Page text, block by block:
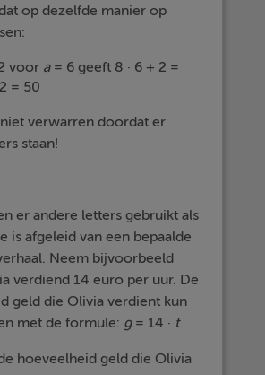
op dezelfde manier op
voor a= 6 geeft 8 · 6 + 2 =
= 50
niet verwarren doordat er
staan!
er andere letters gebruikt als
is afgeleid van een bepaalde
Neem bijvoorbeeld
verdiend 14 euro per uur. De
geld die Olivia verdient kun
met de formule: g= 14 · t
hoeveelheid geld die Olivia